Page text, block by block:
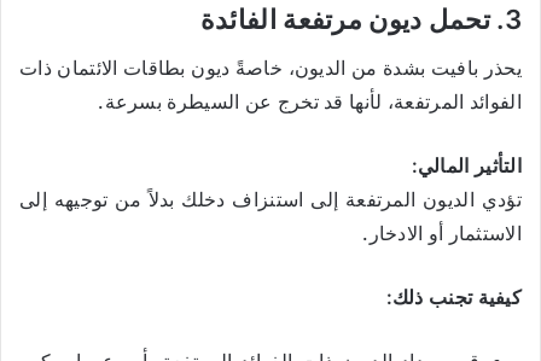
3. تحمل ديون مرتفعة الفائدة
يحذر بافيت بشدة من الديون، خاصةً ديون بطاقات الائتمان ذات
الفوائد المرتفعة، لأنها قد تخرج عن السيطرة بسرعة.
التأثير المالي:
تؤدي الديون المرتفعة إلى استنزاف دخلك بدلاً من توجيهه إلى
الاستثمار أو الادخار.
كيفية تجنب ذلك: